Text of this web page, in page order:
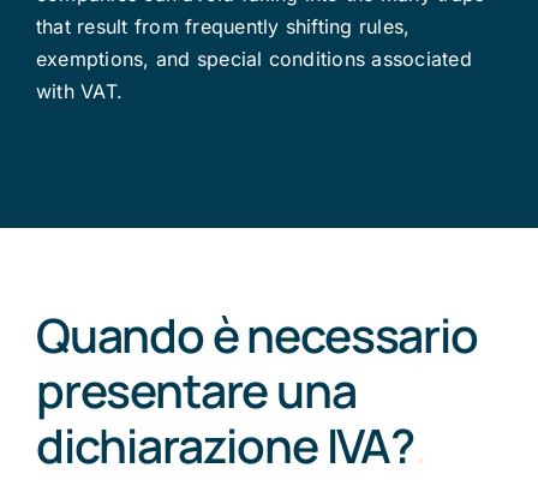
that result from frequently shifting rules,
exemptions, and special conditions associated
with VAT.
Quando è necessario
presentare una
dichiarazione IVA?.